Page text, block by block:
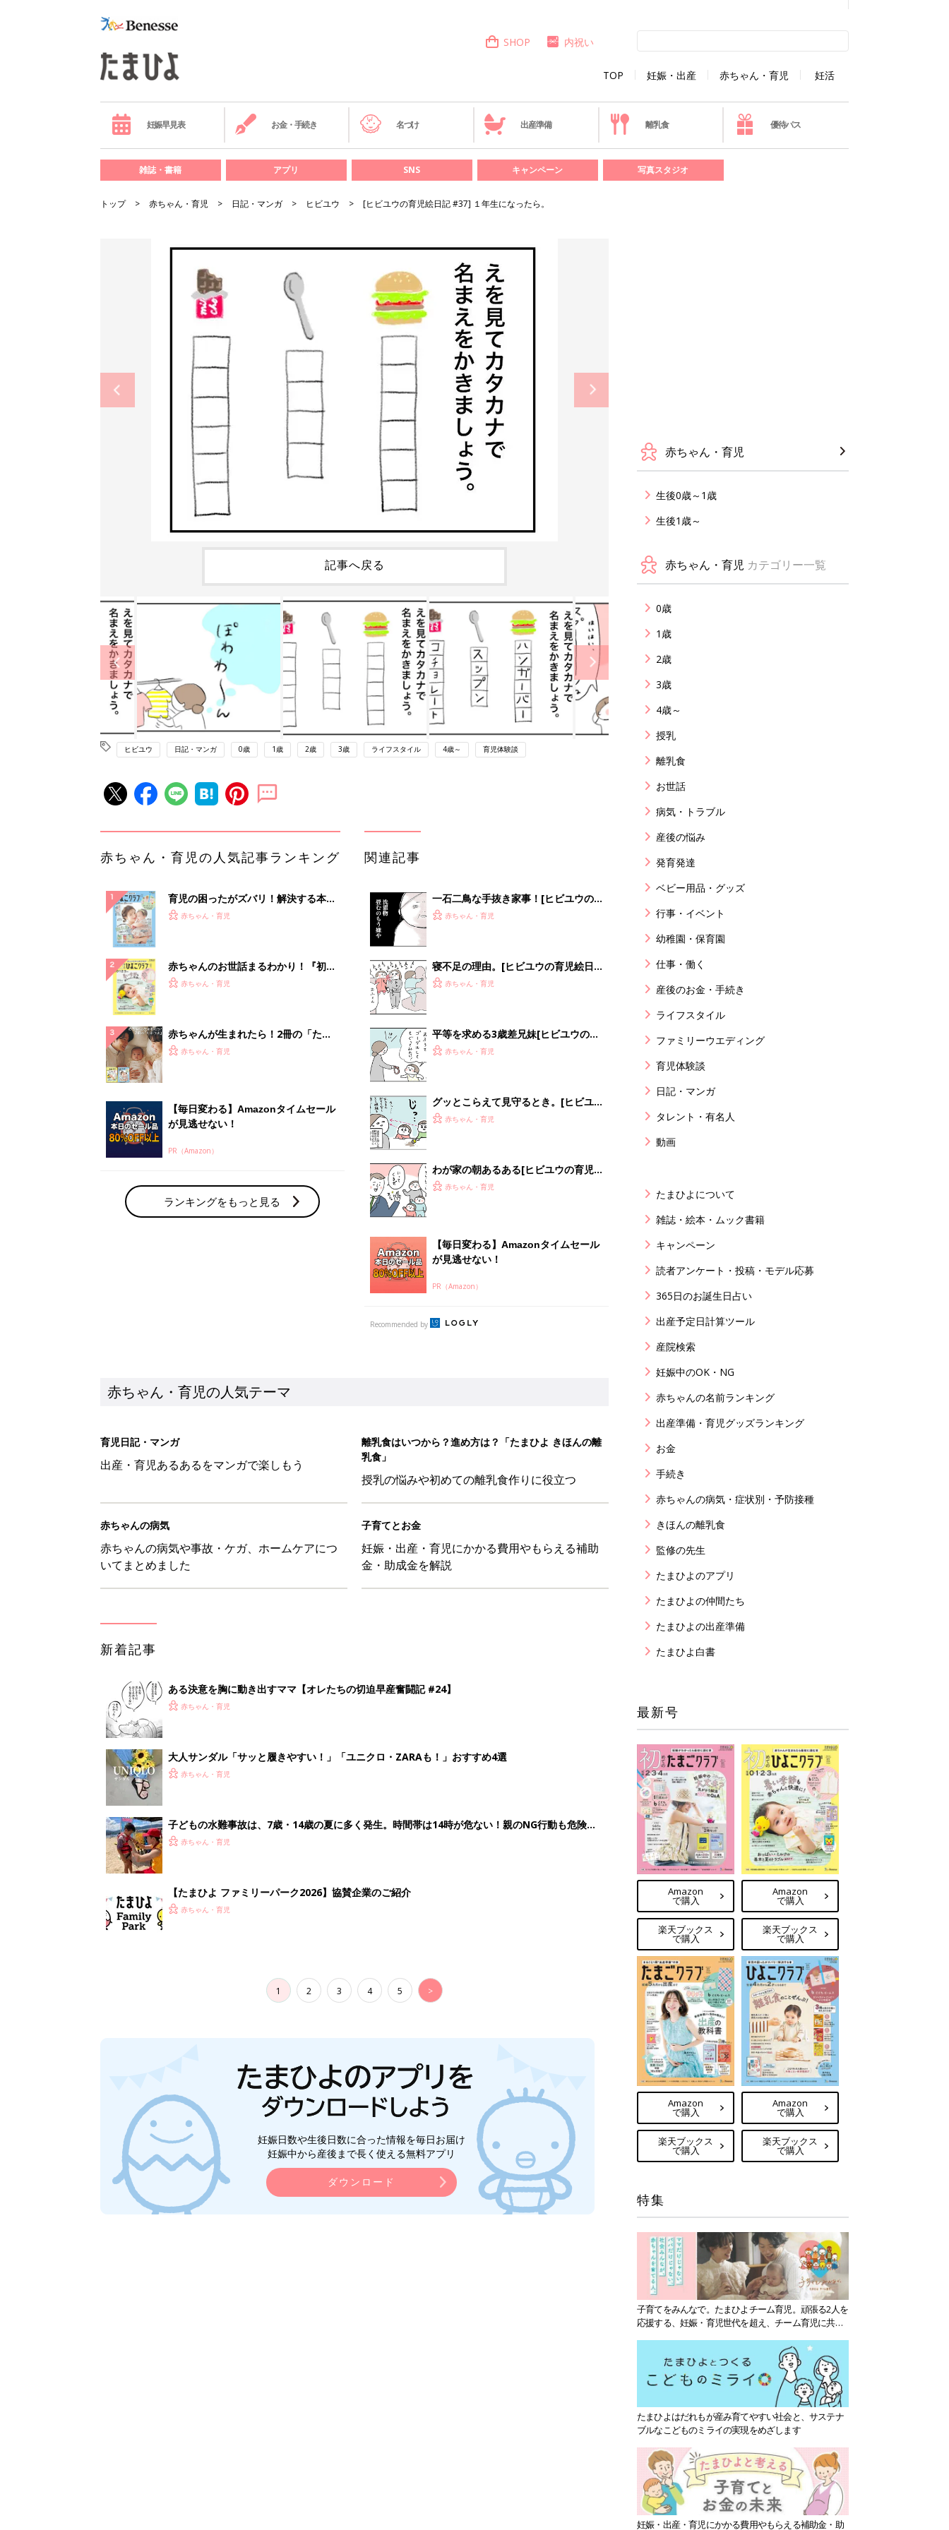
TOP 妊娠・出産 赤ちゃん・育児 妊活
SHOP 内祝い
妊娠早見表 お金・手続き 名づけ 出産準備 離乳食 優待パス
雑誌・書籍 アプリ SNS キャンペーン 写真スタジオ
トップ 赤ちゃん・育児 日記・マンガ ヒビユウ [ヒビユウの育児絵日記 #37] １年生になったら。
記事へ戻る
ヒビユウ 日記・マンガ 0歳 1歳 2歳 3歳 ライフスタイル 4歳～ 育児体験談
赤ちゃん・育児の人気記事ランキング
育児の困ったがズバリ！解決する本
『ひよこクラブ 夏号』 4カ月～2才
赤ちゃん・育児
赤ちゃんのお世話まるわかり！『初め
てのひよこクラブ 夏号』〈巻頭大特
赤ちゃん・育児
赤ちゃんが生まれたら！2冊の「たま
ひよ」
赤ちゃん・育児
【毎日変わる】Amazonタイムセール
が見逃せない！
PR（Amazon）
ランキングをもっと見る
関連記事
一石二鳥な手抜き家事！[ヒビユウの
育児絵日記 #96]
赤ちゃん・育児
寝不足の理由。[ヒビユウの育児絵日
記 #91]
赤ちゃん・育児
平等を求める3歳差兄妹[ヒビユウの育
児絵日記 #94]
赤ちゃん・育児
グッとこらえて見守るとき。[ヒビユ
ウの育児絵日記 #95]
赤ちゃん・育児
わが家の朝あるある[ヒビユウの育児
絵日記 #93]
赤ちゃん・育児
【毎日変わる】Amazonタイムセール
が見逃せない！
PR（Amazon）
Recommended by
赤ちゃん・育児の人気テーマ
育児日記・マンガ
出産・育児あるあるをマンガで楽しもう
離乳食はいつから？進め方は？「たまひよ きほんの離
乳食」
授乳の悩みや初めての離乳食作りに役立つ
赤ちゃんの病気
赤ちゃんの病気や事故・ケガ、ホームケアにつ
いてまとめました
子育てとお金
妊娠・出産・育児にかかる費用やもらえる補助
金・助成金を解説
新着記事
ある決意を胸に動き出すママ【オレたちの切迫早産奮闘記 #24】
赤ちゃん・育児
大人サンダル「サッと履きやすい！」「ユニクロ・ZARAも！」おすすめ4選
赤ちゃん・育児
子どもの水難事故は、7歳・14歳の夏に多く発生。時間帯は14時が危ない！親のNG行動も危険を
まねく【専門家】
赤ちゃん・育児
【たまひよ ファミリーパーク2026】協賛企業のご紹介
赤ちゃん・育児
1 2 3 4 5 >
妊娠日数や生後日数に合った情報を毎日お届け
妊娠中から産後まで長く使える無料アプリ
ダウンロード
赤ちゃん・育児
生後0歳～1歳
生後1歳～
赤ちゃん・育児 カテゴリー一覧
0歳
1歳
2歳
3歳
4歳～
授乳
離乳食
お世話
病気・トラブル
産後の悩み
発育発達
ベビー用品・グッズ
行事・イベント
幼稚園・保育園
仕事・働く
産後のお金・手続き
ライフスタイル
ファミリーウエディング
育児体験談
日記・マンガ
タレント・有名人
動画
たまひよについて
雑誌・絵本・ムック書籍
キャンペーン
読者アンケート・投稿・モデル応募
365日のお誕生日占い
出産予定日計算ツール
産院検索
妊娠中のOK・NG
赤ちゃんの名前ランキング
出産準備・育児グッズランキング
お金
手続き
赤ちゃんの病気・症状別・予防接種
きほんの離乳食
監修の先生
たまひよのアプリ
たまひよの仲間たち
たまひよの出産準備
たまひよ白書
最新号
Amazon
で購入
楽天ブックス
で購入
Amazon
で購入
楽天ブックス
で購入
Amazon
で購入
楽天ブックス
で購入
Amazon
で購入
楽天ブックス
で購入
特集
子育てをみんなで。たまひよチーム育児。頑張る2人を
応援する、妊娠・育児世代を超え、チーム育児に共感
たまひよはだれもが産み育てやすい社会と、サステナ
ブルなこどものミライの実現をめざします
妊娠・出産・育児にかかる費用やもらえる補助金・助